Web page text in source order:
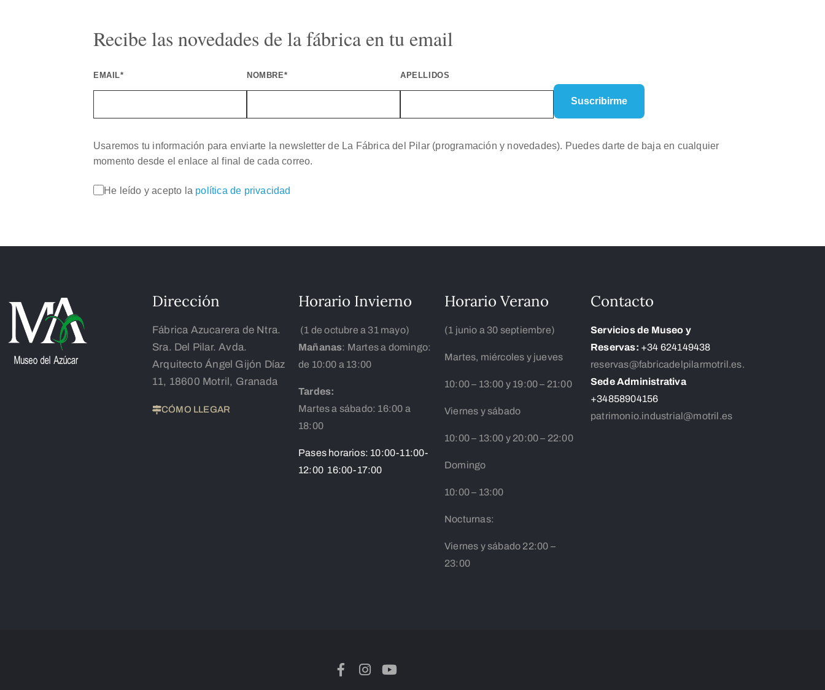
Recibe las novedades de la fábrica en tu email
EMAIL* NOMBRE* APELLIDOS
Usaremos tu información para enviarte la newsletter de La Fábrica del Pilar (programación y novedades). Puedes darte de baja en cualquier
momento desde el enlace al final de cada correo.
He leído y acepto la política de privacidad
Dirección
Fábrica Azucarera de Ntra.
Sra. Del Pilar. Avda.
Arquitecto Ángel Gijón Díaz
11, 18600 Motril, Granada
CÓMO LLEGAR
Horario Invierno
(1 de octubre a 31 mayo)
Mañanas: Martes a domingo:
de 10:00 a 13:00
Tardes:
Martes a sábado: 16:00 a
18:00
Pases horarios: 10:00-11:00-
12:00 16:00-17:00
Horario Verano
(1 junio a 30 septiembre)
Martes, miércoles y jueves
10:00 – 13:00 y 19:00 – 21:00
Viernes y sábado
10:00 – 13:00 y 20:00 – 22:00
Domingo
10:00 – 13:00
Nocturnas:
Viernes y sábado 22:00 –
23:00
Contacto
Servicios de Museo y
Reservas: +34 624149438
reservas@fabricadelpilarmotril.es.
Sede Administrativa
+34858904156
patrimonio.industrial@motril.es